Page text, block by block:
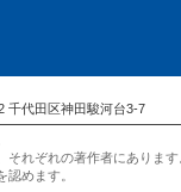
代田区神田駿河台3-7
れぞれの著作者にありま
めます。